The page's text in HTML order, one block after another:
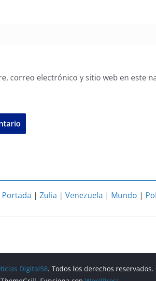
correo electrónico y sitio web en este
Portada | Zulia | Venezuela | Mundo |
Digital58. Todos los derechos reservados.